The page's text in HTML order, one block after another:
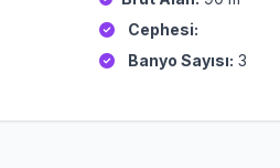
Cephesi:
Banyo Sayısı: 3